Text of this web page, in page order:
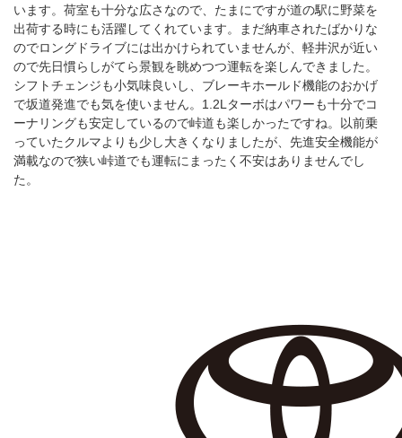
います。荷室も十分な広さなので、たまにですが道の駅に野菜を
出荷する時にも活躍してくれています。まだ納車されたばかりな
のでロングドライブには出かけられていませんが、軽井沢が近い
ので先日慣らしがてら景観を眺めつつ運転を楽しんできました。
シフトチェンジも小気味良いし、ブレーキホールド機能のおかげ
で坂道発進でも気を使いません。1.2Lターボはパワーも十分でコ
ーナリングも安定しているので峠道も楽しかったですね。以前乗
っていたクルマよりも少し大きくなりましたが、先進安全機能が
満載なので狭い峠道でも運転にまったく不安はありませんでし
た。